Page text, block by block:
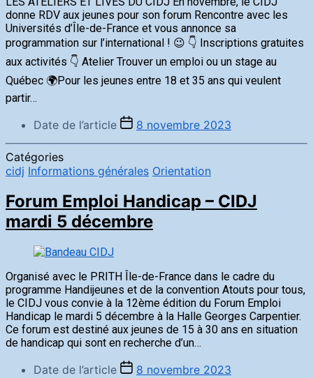
donne RDV aux jeunes pour son forum Rencontre avec les
Universités d’Île-de-France et vous annonce sa
programmation sur l’international ! 😉 👇 Inscriptions gratuites
aux activités 👇 Atelier Trouver un emploi ou un stage au
Québec 🌍Pour les jeunes entre 18 et 35 ans qui veulent
partir…
Date de l’article 8 novembre 2023
Catégories
cidj Informations générales Orientation
Forum Emploi Handicap – CIDJ
mardi 5 décembre
Organisé avec le PRITH Île-de-France dans le cadre du
programme Handijeunes et de la convention Atouts pour tous,
le CIDJ vous convie à la 12ème édition du Forum Emploi
Handicap le mardi 5 décembre à la Halle Georges Carpentier.
Ce forum est destiné aux jeunes de 15 à 30 ans en situation
de handicap qui sont en recherche d’un…
Date de l’article 8 novembre 2023